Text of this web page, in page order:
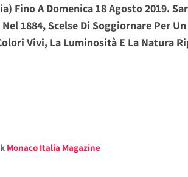
Fino A Domenica 18 Agosto 2019.
1884, Scelse Di Soggiornare Per
Vivi, La Luminosità E La Natura
Monaco Italia Magazine